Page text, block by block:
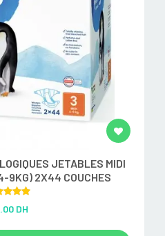
JETABLES MIDI
9KG) 2X44 COUCHES
of 5
DH